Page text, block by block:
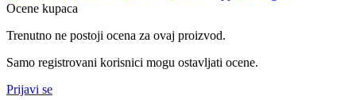
Ocene kupaca
Trenutno ne postoji ocena za ovaj proizvod.
Samo registrovani korisnici mogu ostavljati ocene.
Prijavi se